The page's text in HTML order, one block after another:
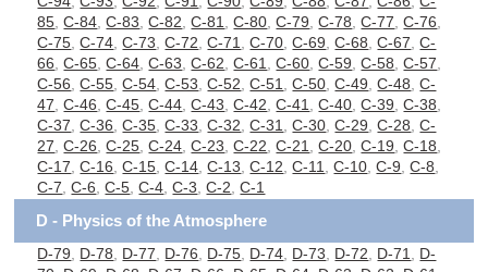
85 ,C-84 ,C-83 ,C-82 ,C-81 ,C-80 ,C-79 ,C-78 ,C-77 ,C-76
C-75 ,C-74 ,C-73 ,C-72 ,C-71 ,C-70 ,C-69 ,C-68 ,C-67 ,C-
66 ,C-65 ,C-64 ,C-63 ,C-62 ,C-61 ,C-60 ,C-59 ,C-58 ,C-57
C-56 ,C-55 ,C-54 ,C-53 ,C-52 ,C-51 ,C-50 ,C-49 ,C-48 ,C-
47 ,C-46 ,C-45 ,C-44 ,C-43 ,C-42 ,C-41 ,C-40 ,C-39 ,C-38
C-37 ,C-36 ,C-35 ,C-33 ,C-32 ,C-31 ,C-30 ,C-29 ,C-28 ,C-
27 ,C-26 ,C-25 ,C-24 ,C-23 ,C-22 ,C-21 ,C-20 ,C-19 ,C-18
C-17 ,C-16 ,C-15 ,C-14 ,C-13 ,C-12 ,C-11 ,C-10 ,C-9 ,C-8
C-7 ,C-6 ,C-5 ,C-4 ,C-3 ,C-2 ,C-1
D - Physics of the Atmosphere
D-79 D-78 D-77 D-76 D-75 D-74 D-73 D-72 D-71
D-